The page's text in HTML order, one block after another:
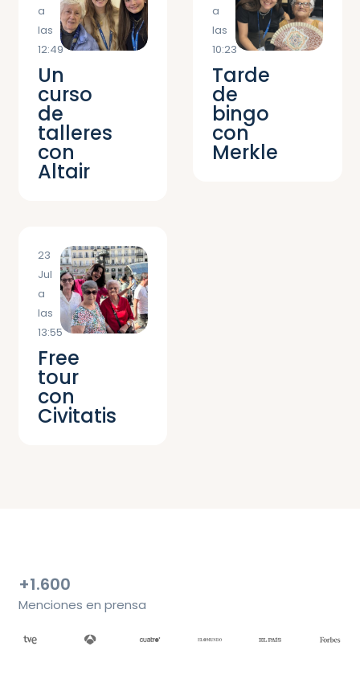
a
las
12:49
Un
curso
de
talleres
con
Altair
a
las
10:23
Tarde
de
bingo
con
Merkle
23
Jul
a
las
13:55
Free
tour
con
Civitatis
+1.600
Menciones en prensa